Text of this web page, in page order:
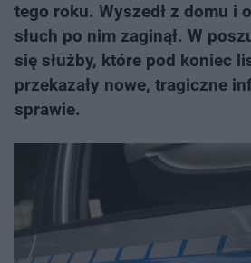
tego roku. Wyszedł z domu i
słuch po nim zaginął. W
się służby, które pod koniec
przekazały nowe, tragiczne
sprawie.